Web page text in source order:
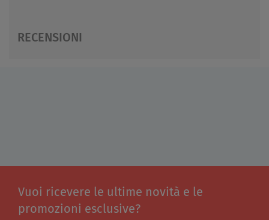
RECENSIONI
Vuoi ricevere le ultime novità e le
promozioni esclusive?